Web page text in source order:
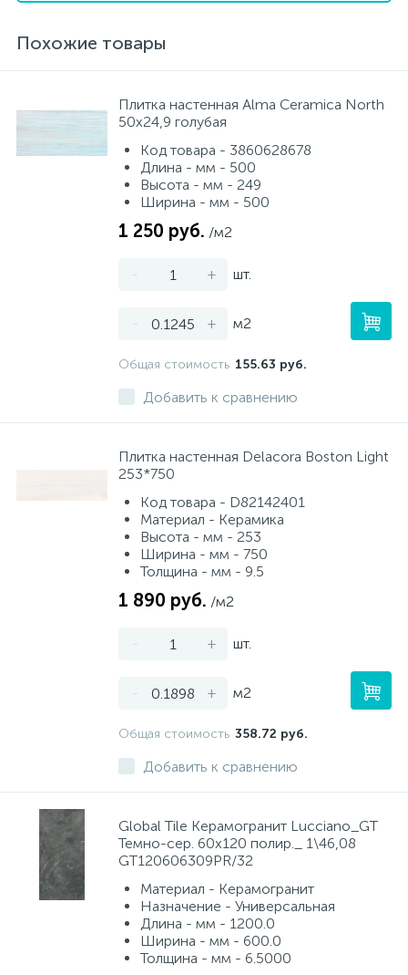
Похожие товары
Плитка настенная Alma Ceramica North
50х24,9 голубая
Код товара - 3860628678
Длина - мм - 500
Высота - мм - 249
Ширина - мм - 500
1 250 руб. /м2
- + шт.
- + м2
Общая стоимость 155.63 руб.
Добавить к сравнению
Плитка настенная Delacora Boston Light
253*750
Код товара - D82142401
Материал - Керамика
Высота - мм - 253
Ширина - мм - 750
Толщина - мм - 9.5
1 890 руб. /м2
- + шт.
- + м2
Общая стоимость 358.72 руб.
Добавить к сравнению
Global Tile Керамогранит Lucciano_GT
Темно-сер. 60x120 полир._ 1\46,08
GT120606309PR/32
Материал - Керамогранит
Назначение - Универсальная
Длина - мм - 1200.0
Ширина - мм - 600.0
Толщина - мм - 6.5000